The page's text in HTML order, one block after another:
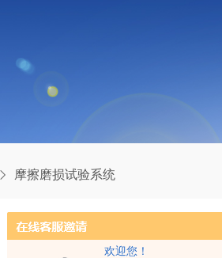
欢迎您！
摩擦磨损试验系统